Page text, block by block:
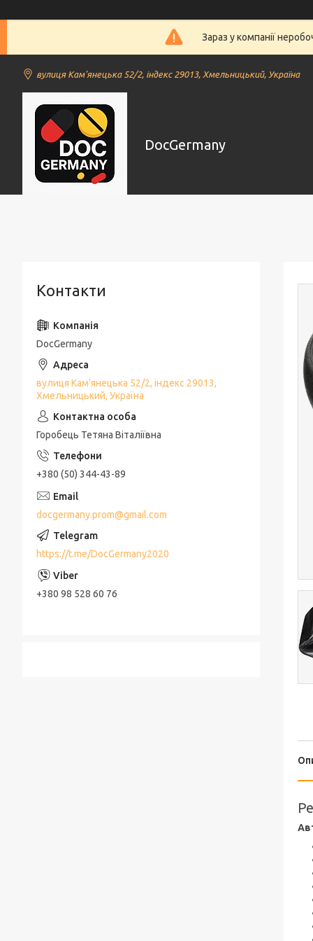
Зараз у компанії
вулиця Кам'янецька 52/2, індекс 29013, Хмельницький, Україна
DocGermany
Контакти
DocGermany
вулиця Кам'янецька 52/2, індекс 29013,
Хмельницький, Україна
Горобець Тетяна Віталіївна
+380 (50) 344-43-89
docgermany.prom@gmail.com
https://t.me/DocGermany2020
+380 98 528 60 76